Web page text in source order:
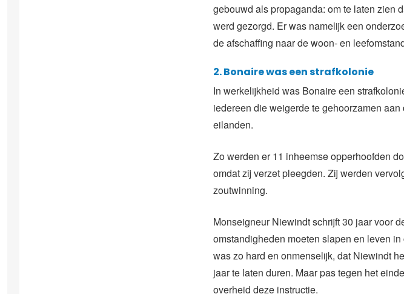
gebouwd als propaganda: om te laten zien
werd gezorgd. Er was namelijk een
de afschaffing naar de woon- en
2. Bonaire was een strafkolonie
In werkelijkheid was Bonaire een
iedereen die weigerde te gehoorzamen
eilanden.
Zo werden er 11 inheemse opperhoofden
omdat zij verzet pleegden. Zij werden
zoutwinning.
Monseigneur Niewindt schrijft 30 jaar voor
omstandigheden moeten slapen en leven
was zo hard en onmenselijk, dat Niewindt
jaar te laten duren. Maar pas tegen het
overheid deze instructie.